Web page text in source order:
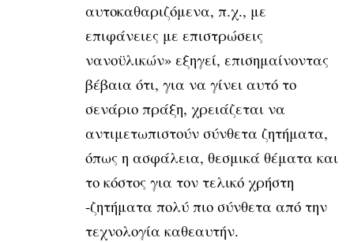
αυτοκαθαριζόμενα, π.χ., με
επιφάνειες με επιστρώσεις
νανοϋλικών» εξηγεί, επισημαίνοντας
βέβαια ότι, για να γίνει αυτό το
σενάριο πράξη, χρειάζεται να
αντιμετωπιστούν σύνθετα ζητήματα,
όπως η ασφάλεια, θεσμικά θέματα και
το κόστος για τον τελικό χρήστη
-ζητήματα πολύ πιο σύνθετα από την
τεχνολογία καθεαυτήν.